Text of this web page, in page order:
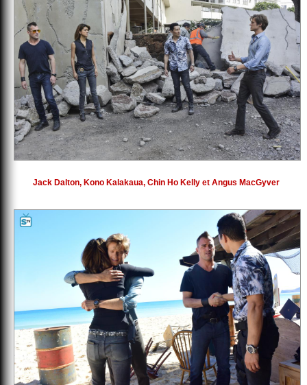
Jack Dalton, Kono Kalakaua, Chin Ho Kelly et Angus MacGyver